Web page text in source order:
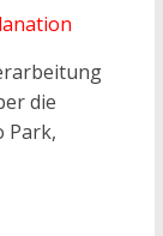
die
Park,